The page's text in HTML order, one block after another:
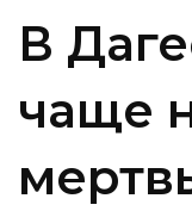
В
чаще